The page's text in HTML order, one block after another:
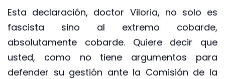
Esta declaración, doctor Viloria, no solo es
fascista sino al extremo cobarde,
absolutamente cobarde. Quiere decir que
usted, como no tiene argumentos para
defender su gestión ante la Comisión de la